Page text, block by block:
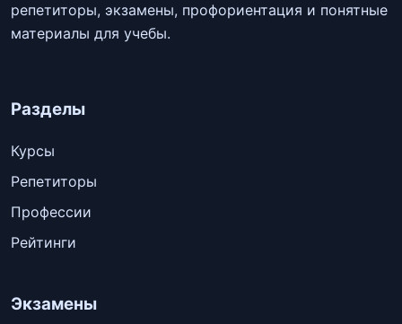
репетиторы, экзамены, профориентация и понятные
материалы для учебы.
Разделы
Курсы
Репетиторы
Профессии
Рейтинги
Экзамены